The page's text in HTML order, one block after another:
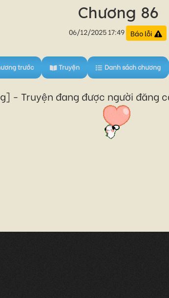
Chương 86
06/12/2025 17:49 Báo lỗi
trước Truyện Danh sách chương
- Truyện đang được người đăng